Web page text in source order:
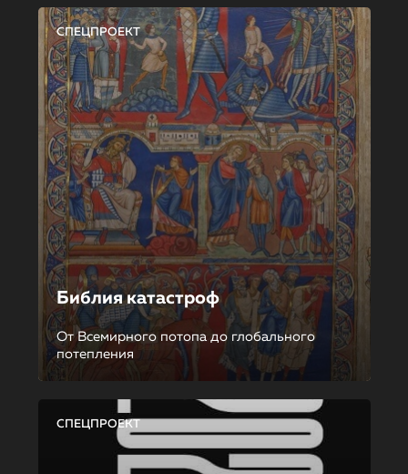
СПЕЦПРОЕКТ
Библия катастроф
От Всемирного потопа до глобального
потепления
СПЕЦПРОЕКТ